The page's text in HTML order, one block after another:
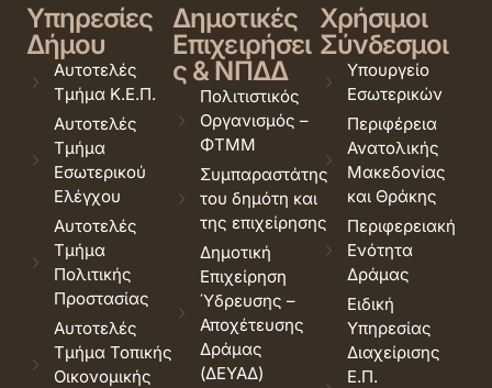
Υπηρεσίες
Δήμου
Αυτοτελές
Τμήμα Κ.Ε.Π.
Αυτοτελές
Τμήμα
Εσωτερικού
Ελέγχου
Αυτοτελές
Τμήμα
Πολιτικής
Προστασίας
Αυτοτελές
Τμήμα Τοπικής
Οικονομικής
Δημοτικές
Επιχειρήσει
ς & ΝΠΔΔ
Πολιτιστικός
Οργανισμός –
ΦΤΜΜ
Συμπαραστάτης
του δημότη και
της επιχείρησης
Δημοτική
Επιχείρηση
Ύδρευσης –
Αποχέτευσης
Δράμας
(ΔΕΥΑΔ)
Χρήσιμοι
Σύνδεσμοι
Υπουργείο
Εσωτερικών
Περιφέρεια
Ανατολικής
Μακεδονίας
και Θράκης
Περιφερειακή
Ενότητα
Δράμας
Ειδική
Υπηρεσίας
Διαχείρισης
Ε.Π.